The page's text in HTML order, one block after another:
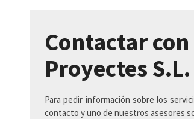
Contactar
Proyectes S.L.
Para pedir información sobre los
contacto y uno de nuestros asesores